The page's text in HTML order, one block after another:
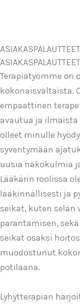
ASIAKASPALAUTTEET​
ASIAKASPALAUTTEET
Terapiatyömme on
kokonaisvaltaista.
empaattinen
avautua ja ilmaista
olleet minulle
syventymään
uusia näkökulmia
Lääkärin roolissa
lääkinnällisesti ja
seikat, kuten selän
parantamisen,
seikat osaksi
muodostunut
potilaana.
Lyhytterapian